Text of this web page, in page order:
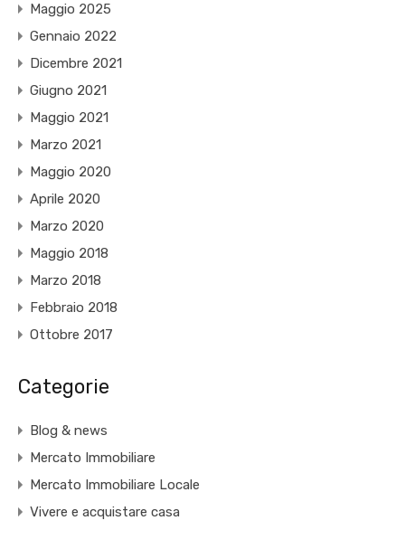
Maggio 2025
Gennaio 2022
Dicembre 2021
Giugno 2021
Maggio 2021
Marzo 2021
Maggio 2020
Aprile 2020
Marzo 2020
Maggio 2018
Marzo 2018
Febbraio 2018
Ottobre 2017
Categorie
Blog & news
Mercato Immobiliare
Mercato Immobiliare Locale
Vivere e acquistare casa